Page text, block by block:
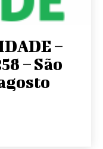
–
– São